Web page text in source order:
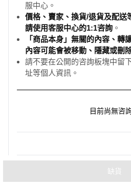
缺貨
服中心。
價格、賣家、換貨/退貨及配送
請使用客服中心的1:1咨詢 。
「商品本身」無關的內容、轉
內容可能會被移動、隱藏或刪
請不要在公開的咨詢板塊中留
址等個人資訊。
目前尚無咨
如您發現商品有不實廣告、侵害智慧財產權